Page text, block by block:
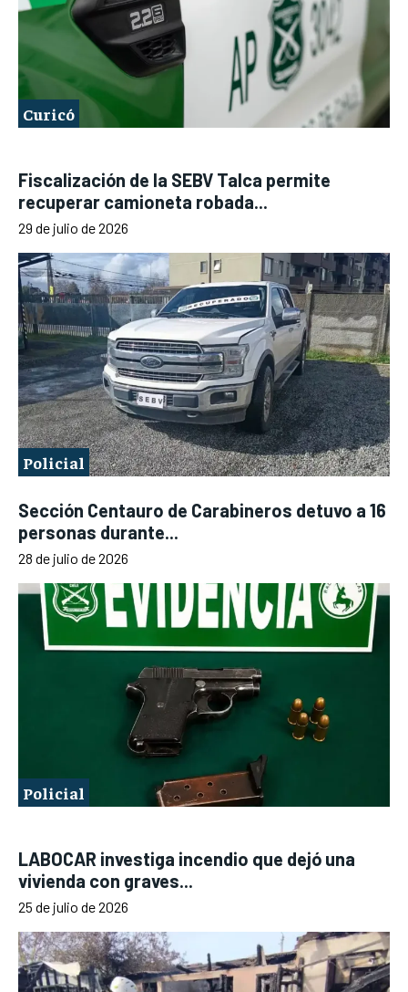
Curicó
Fiscalización de la SEBV Talca permite
recuperar camioneta robada...
29 de julio de 2026
Policial
Sección Centauro de Carabineros detuvo a 16
personas durante...
28 de julio de 2026
Policial
LABOCAR investiga incendio que dejó una
vivienda con graves...
25 de julio de 2026